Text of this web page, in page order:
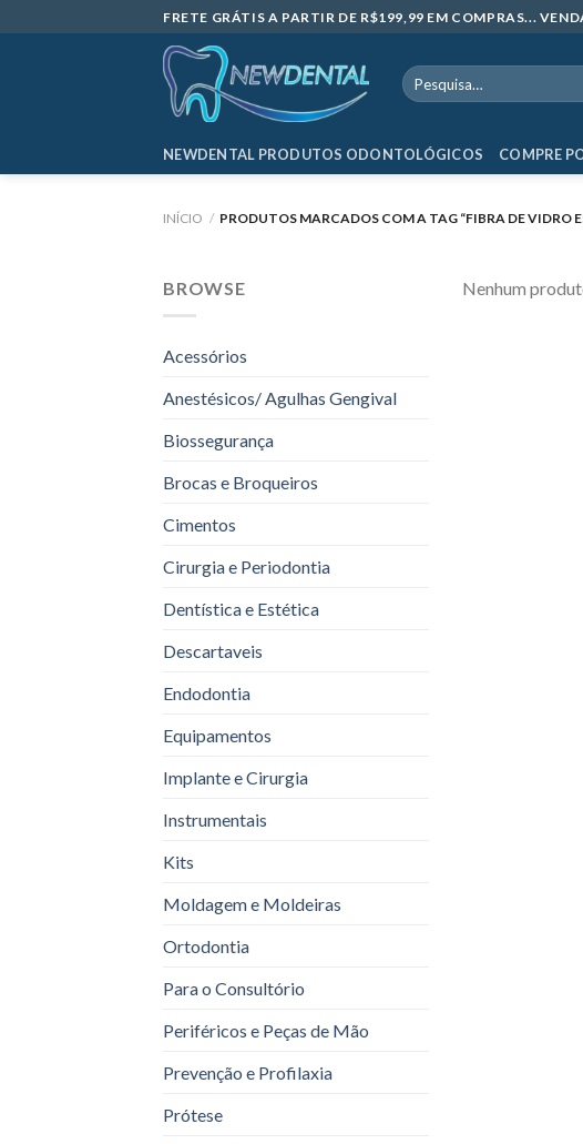
to
FRETE GRÁTIS A PARTIR DE R$199,99 EM COMPRAS...
Pesquisar
por:
NEWDENTAL PRODUTOS ODONTOLÓGICOS COMPRE
INÍCIO / PRODUTOS MARCADOS COM A TAG “FIBRA DE VIDRO
BROWSE
Acessórios
Anestésicos/ Agulhas Gengival
Biossegurança
Brocas e Broqueiros
Cimentos
Cirurgia e Periodontia
Dentística e Estética
Descartaveis
Endodontia
Equipamentos
Implante e Cirurgia
Instrumentais
Kits
Moldagem e Moldeiras
Ortodontia
Para o Consultório
Periféricos e Peças de Mão
Prevenção e Profilaxia
Prótese
Nenhum